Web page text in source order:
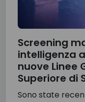
Screening
intelligenza
nuove Linee
Superiore di
Sono state